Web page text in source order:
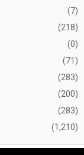
(7)
(218)
(0)
(71)
(283)
(200)
(283)
(1,210)